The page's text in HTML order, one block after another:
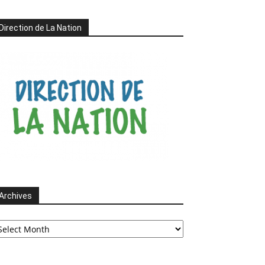
de La Nation